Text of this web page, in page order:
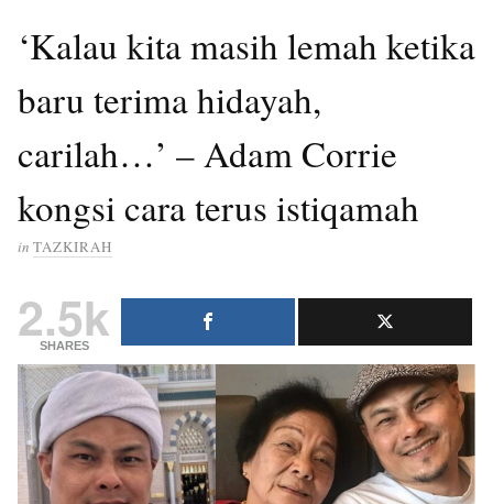
‘Kalau kita masih lemah ketika
baru terima hidayah,
carilah…’ – Adam Corrie
kongsi cara terus istiqamah
in TAZKIRAH
2.5k
SHARES